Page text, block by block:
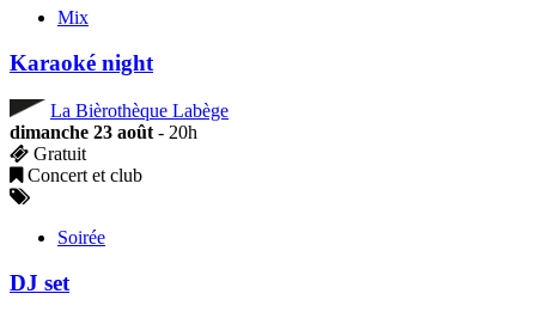
Mix
Karaoké night
La Bièrothèque Labège
dimanche 23 août - 20h
Gratuit
Concert et club
Soirée
DJ set